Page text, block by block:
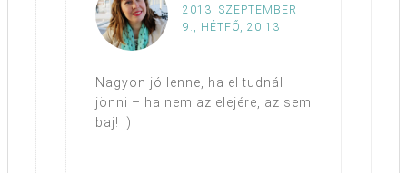
2013. SZEPTEMBER
9., HÉTFŐ, 20:13
Nagyon jó lenne, ha el tudnál
jönni – ha nem az elejére, az sem
baj! :)